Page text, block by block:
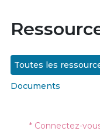
Toutes les
Documents
* Connectez-